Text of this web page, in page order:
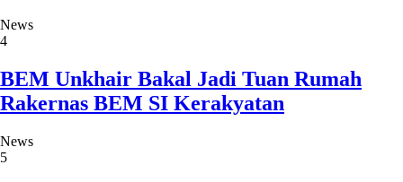
News
4
BEM Unkhair Bakal Jadi Tuan Rumah
Rakernas BEM SI Kerakyatan
News
5